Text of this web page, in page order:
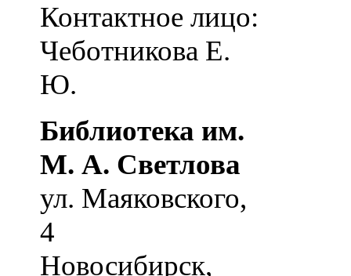
Контактное лицо:
Чеботникова Е.
Ю.
Библиотека им.
М. А. Светлова
ул. Маяковского,
4
Новосибирск,